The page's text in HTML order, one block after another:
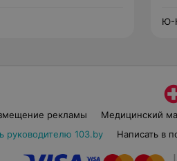
Ю-
рекламы Медицинский
руководителю 103.by
Написать в